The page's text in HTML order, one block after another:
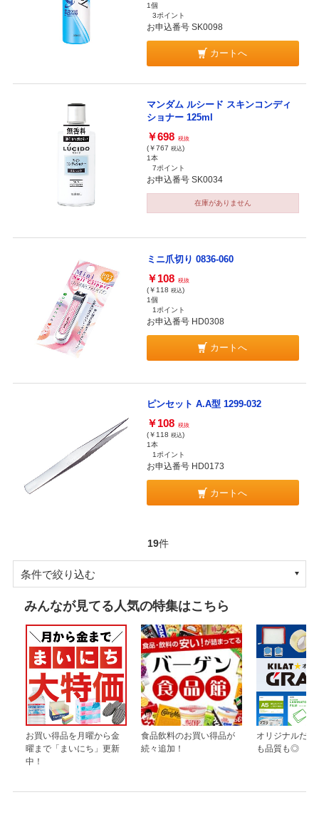
1個
3ポイント
お申込番号 SK0098
カートへ
マンダム ルシード スキンコンディ
ショナー 125ml
￥698 税抜
(￥767 税込)
1本
7ポイント
お申込番号 SK0034
在庫がありません
ミニ爪切り 0836-060
￥108 税抜
(￥118 税込)
1個
1ポイント
お申込番号 HD0308
カートへ
ピンセット A.A型 1299-032
￥108 税抜
(￥118 税込)
1本
1ポイント
お申込番号 HD0173
カートへ
19件
条件で絞り込む
みんなが見てる人気の特集はこちら
お買い得品を月曜から金
曜まで「まいにち」更新
中！
食品飲料のお買い得品が
続々追加！
オリジナルだか
も品質も◎